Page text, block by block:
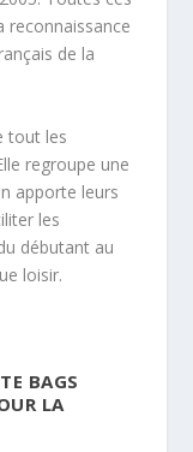
reconnaissance
de la
tout les
regroupe une
apporte leurs
les
débutant au
loisir.
BAGS
LA